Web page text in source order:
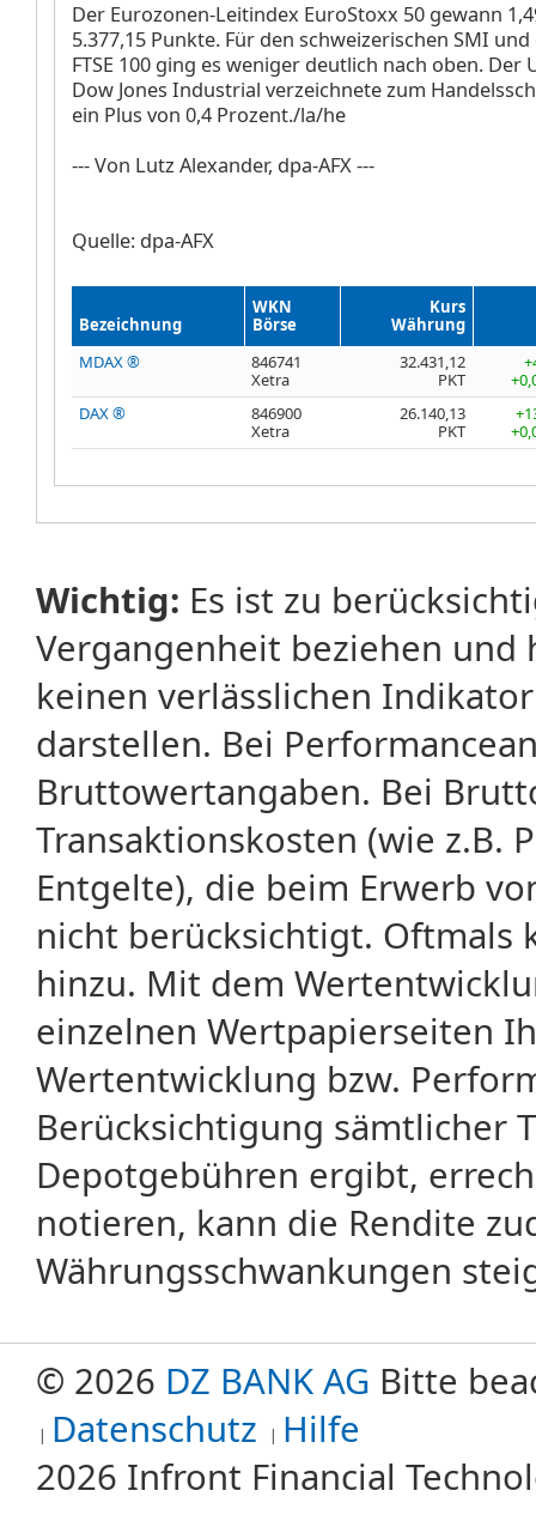
Der Eurozonen-Leitindex EuroStoxx 50 gewann
5.377,15 Punkte. Für den schweizerischen SMI und
FTSE 100 ging es weniger deutlich nach oben. Der
Dow Jones Industrial verzeichnete zum
ein Plus von 0,4 Prozent./la/he
--- Von Lutz Alexander, dpa-AFX ---
Quelle: dpa-AFX
Bezeichnung
WKN
Börse
Kurs
Währung
MDAX ®
846741
Xetra
32.431,12
PKT
DAX ®
846900
Xetra
26.140,13
PKT
Wichtig: Es ist zu
Vergangenheit beziehen
keinen verlässlichen
darstellen. Bei
Bruttowertangaben. Bei
Transaktionskosten (wie z.B.
Entgelte), die beim Erwerb
nicht berücksichtigt. Oftmals
hinzu. Mit dem
einzelnen Wertpapierseiten
Wertentwicklung bzw.
Berücksichtigung sämtlicher
Depotgebühren ergibt,
notieren, kann die Rendite
Währungsschwankungen
© 2026 DZ BANK AG Bitte
Datenschutz Hilfe
2026 Infront Financial